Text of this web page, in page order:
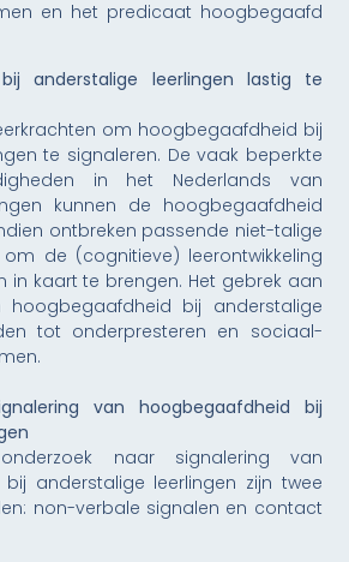
en het predicaat hoogbegaafd
bij anderstalige leerlingen lastig te
om hoogbegaafdheid bij
te signaleren. De vaak beperkte
in het Nederlands van
kunnen de hoogbegaafdheid
ontbreken passende niet-talige
de (cognitieve) leerontwikkeling
in kaart te brengen. Het gebrek aan
hoogbegaafdheid bij anderstalige
tot onderpresteren en sociaal-
van hoogbegaafdheid bij
naar signalering van
anderstalige leerlingen zijn twee
non-verbale signalen en contact